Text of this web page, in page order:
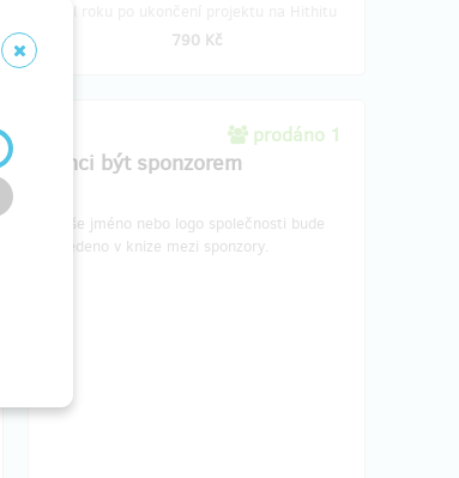
půl roku po ukončení projektu na Hithitu
790 Kč
prodáno 1
Chci být sponzorem
Vaše jméno nebo logo společnosti bude
uvedeno v knize mezi sponzory.